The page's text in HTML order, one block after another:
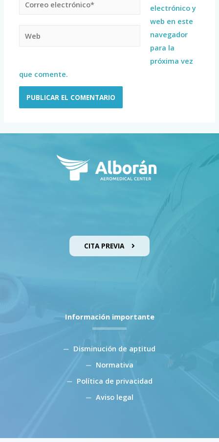
electrónico y
web en este
navegador
para la
próxima vez
que comente.
CITA PREVIA
Información importante
Disminución de aptitud
Normativa
Política de privacidad
Aviso legal